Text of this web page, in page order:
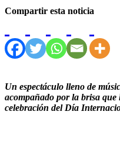
Compartir esta noticia
Un espectáculo lleno de
acompañado por la brisa
celebración del Día